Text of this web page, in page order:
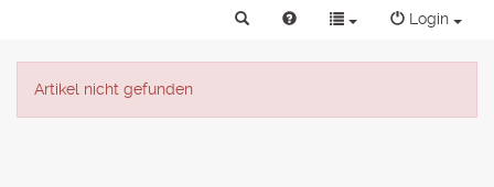
Login
Artikel nicht gefunden